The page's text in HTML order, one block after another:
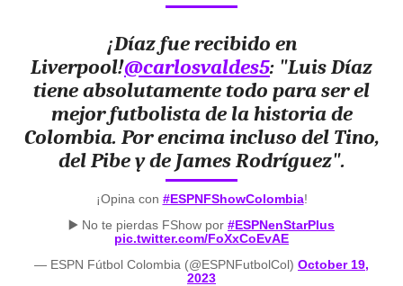
¡Díaz fue recibido en
Liverpool!@carlosvaldes5: "Luis Díaz
tiene absolutamente todo para ser el
mejor futbolista de la historia de
Colombia. Por encima incluso del Tino,
del Pibe y de James Rodríguez".
¡Opina con #ESPNFShowColombia!
▶️ No te pierdas FShow por #ESPNenStarPlus
pic.twitter.com/FoXxCoEvAE
— ESPN Fútbol Colombia (@ESPNFutbolCol) October 19,
2023